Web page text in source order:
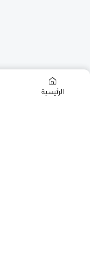
الرئيسية